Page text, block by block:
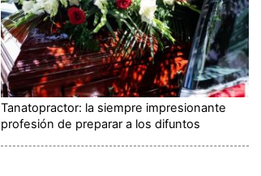
Tanatopractor: la siempre impresionante
profesión de preparar a los difuntos